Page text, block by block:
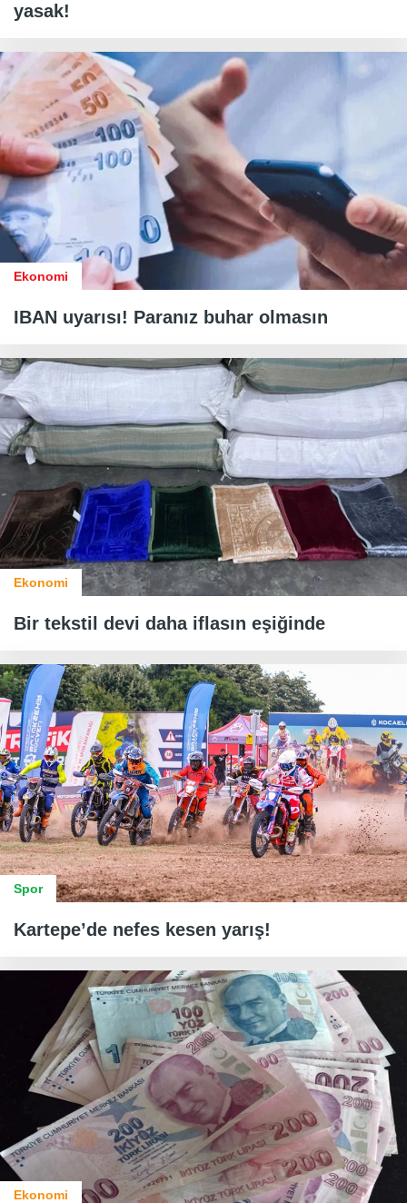
yasak!
Ekonomi
IBAN uyarısı! Paranız buhar olmasın
Ekonomi
Bir tekstil devi daha iflasın eşiğinde
Spor
Kartepe’de nefes kesen yarış!
Ekonomi